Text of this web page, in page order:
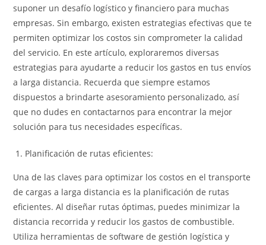
suponer un desafío logístico y financiero para muchas
empresas. Sin embargo, existen estrategias efectivas que te
permiten optimizar los costos sin comprometer la calidad
del servicio. En este artículo, exploraremos diversas
estrategias para ayudarte a reducir los gastos en tus envíos
a larga distancia. Recuerda que siempre estamos
dispuestos a brindarte asesoramiento personalizado, así
que no dudes en contactarnos para encontrar la mejor
solución para tus necesidades específicas.
Planificación de rutas eficientes:
Una de las claves para optimizar los costos en el transporte
de cargas a larga distancia es la planificación de rutas
eficientes. Al diseñar rutas óptimas, puedes minimizar la
distancia recorrida y reducir los gastos de combustible.
Utiliza herramientas de software de gestión logística y